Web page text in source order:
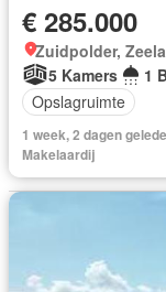
€ 285.000
Zuidpolder,
5 Kamers
1
Opslagruimte
1 week, 2 dagen
Makelaardij